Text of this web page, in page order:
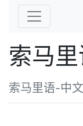
索马
索马里语-中